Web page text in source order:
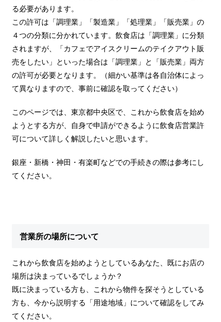
る必要があります。
この許可は「調理業」「製造業」「処理業」「販売業」の
４つの分類に分かれています。飲食店は「調理業」に分類
されますが、「カフェでアイスクリームのテイクアウト販
売をしたい」といった場合は「調理業」と「販売業」両方
の許可が必要となります。（細かい基準は各自治体によっ
て異なりますので、事前に確認を取ってください）
このページでは、東京都中央区で、これから飲食店を始め
ようとする方が、自身で申請ができるように飲食店営業許
可について詳しく解説したいと思います。
銀座・新橋・神田・有楽町などでの手続きの際は参考にし
てください。
営業所の場所について
これから飲食店を始めようとしているあなた、既にお店の
場所は決まっているでしょうか？
既に決まっている方も、これから物件を探そうとしている
方も、今から説明する「用途地域」について確認をしてみ
てください。